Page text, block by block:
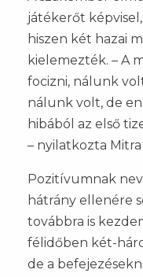
játékerőt
hiszen két hazai
kielemezték. – A
focizni, nálunk
nálunk volt, de
hibából az első
– nyilatkozta Mitra
Pozitívumnak
hátrány ellenére
továbbra is
félidőben két-
de a